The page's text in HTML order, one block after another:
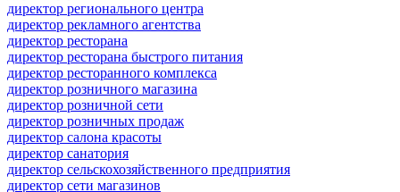
директор регионального центра
директор рекламного агентства
директор ресторана
директор ресторана быстрого питания
директор ресторанного комплекса
директор розничного магазина
директор розничной сети
директор розничных продаж
директор салона красоты
директор санатория
директор сельскохозяйственного предприятия
директор сети магазинов